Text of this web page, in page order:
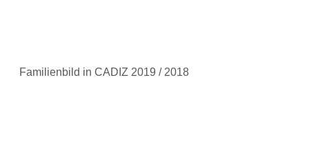
Familienbild in CADIZ 2019 / 2018